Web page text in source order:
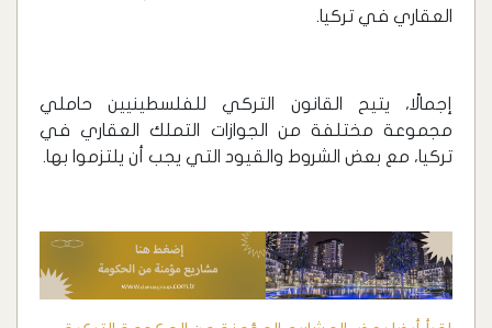
العقاري في تركيا.
إجمالًا، يتيح القانون التركي للفلسطينيين حاملي
مجموعة مختلفة من الجوازات التملك العقاري في
تركيا، مع بعض الشروط والقيود التي يجب أن يلتزموا بها.